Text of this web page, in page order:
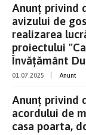
Anunț privind
avizului de
realizarea
proiectului
Învățământ
01.07.2025 Anunt
Anunţ privind
acordului de
casa poarta,